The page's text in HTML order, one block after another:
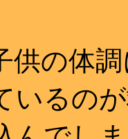
供の体
いるの